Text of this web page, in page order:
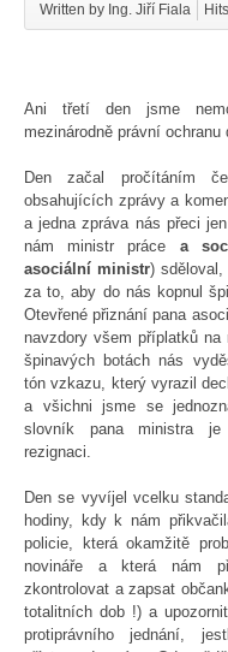
Written by Ing. Jiří Fiala
Ani třetí den jsme
mezinárodně právní ochranu
Den začal pročítáním
obsahujících zprávy a
a jedna zpráva nás přeci
nám ministr práce a
asociální ministr)
za to, aby do nás kopnul
Otevřené přiznání pana
navzdory všem příplatků na
špinavých botách nás
tón vzkazu, který vyrazil
a všichni jsme se
slovník pana ministra
rezignaci.
Den se vyvíjel vcelku
hodiny, kdy k nám
policie, která okamžitě
novináře a která nám
zkontrolovat a zapsat
totalitních dob !) a
protiprávního jednání,